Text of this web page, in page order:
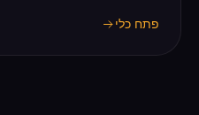
פתח כלי